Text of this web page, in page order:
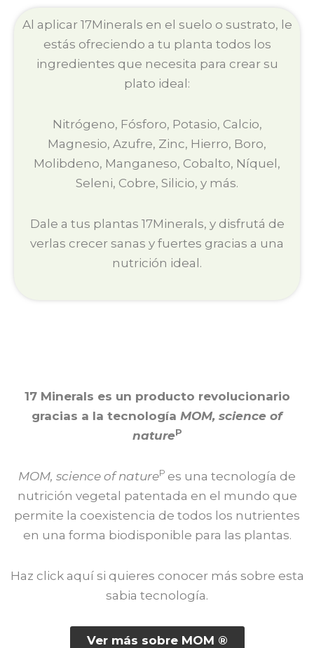
Al aplicar 17Minerals en el suelo o sustrato, le
estás ofreciendo a tu planta todos los
ingredientes que necesita para crear su
plato ideal:
Nitrógeno, Fósforo, Potasio, Calcio,
Magnesio, Azufre, Zinc, Hierro, Boro,
Molibdeno, Manganeso, Cobalto, Níquel,
Seleni, Cobre, Silicio, y más.
Dale a tus plantas 17Minerals, y disfrutá de
verlas crecer sanas y fuertes gracias a una
nutrición ideal.
17 Minerals es un producto revolucionario
gracias a la tecnología MOM, science of
natureP
MOM, science of natureP es una tecnología de
nutrición vegetal patentada en el mundo que
permite la coexistencia de todos los nutrientes
en una forma biodisponible para las plantas.
Haz click aquí si quieres conocer más sobre esta
sabia tecnología.
Ver más sobre MOM ®